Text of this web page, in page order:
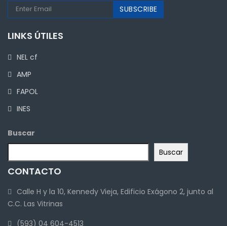
LINKS ÚTILES
NEL cf
AMP
FAPOL
INES
Buscar
Buscar
CONTACTO
Calle H y la 10, Kennedy Vieja, Edificio Exágono 2, junto al
C.C. Las Vitrinas
(593) 04 604-4513